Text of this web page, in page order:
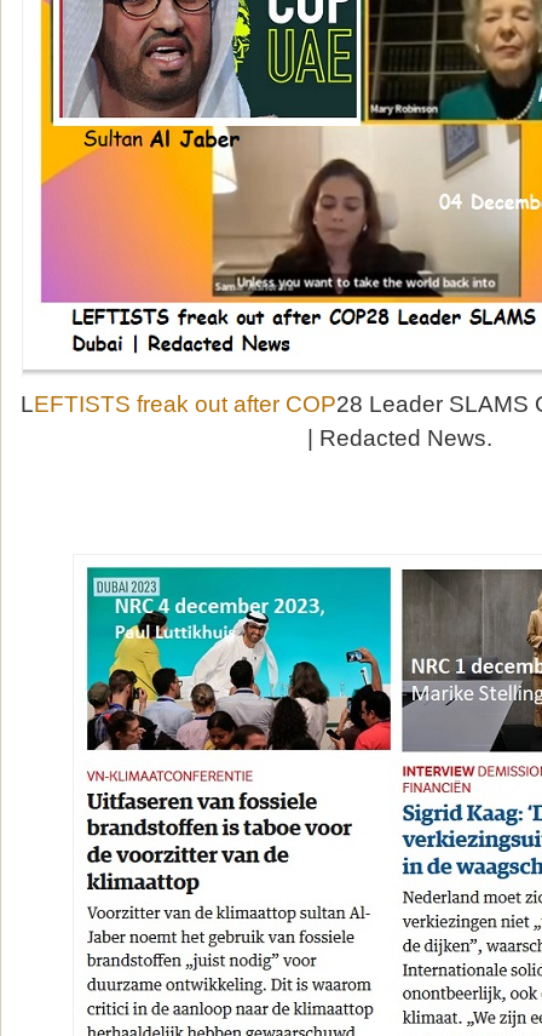
LEFTISTS freak out after COP28 Leader SLAMS
| Redacted News.